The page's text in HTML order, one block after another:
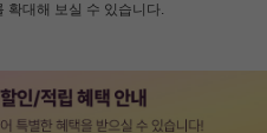
확대해 보실 수 있습니다.